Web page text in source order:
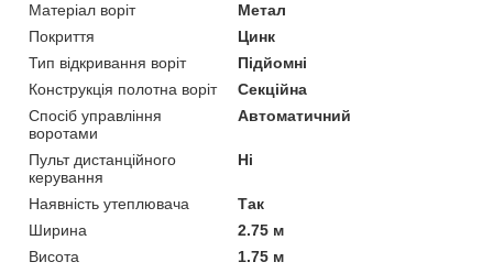
Матеріал воріт
Метал
Покриття
Цинк
Тип відкривання воріт
Підйомні
Конструкція полотна воріт
Секційна
Спосіб управління
воротами
Автоматичний
Пульт дистанційного
керування
Ні
Наявність утеплювача
Так
Ширина
2.75 м
Висота
1.75 м